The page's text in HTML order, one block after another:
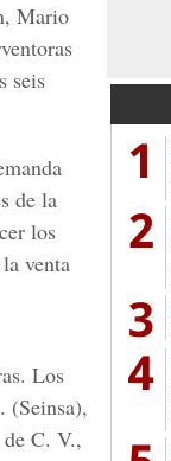
Mario
seis
de la
los
venta
Los
(Seinsa),
C. V.,
1
2
3
4